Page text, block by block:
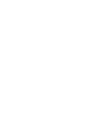
方式。 讓您購物簡單